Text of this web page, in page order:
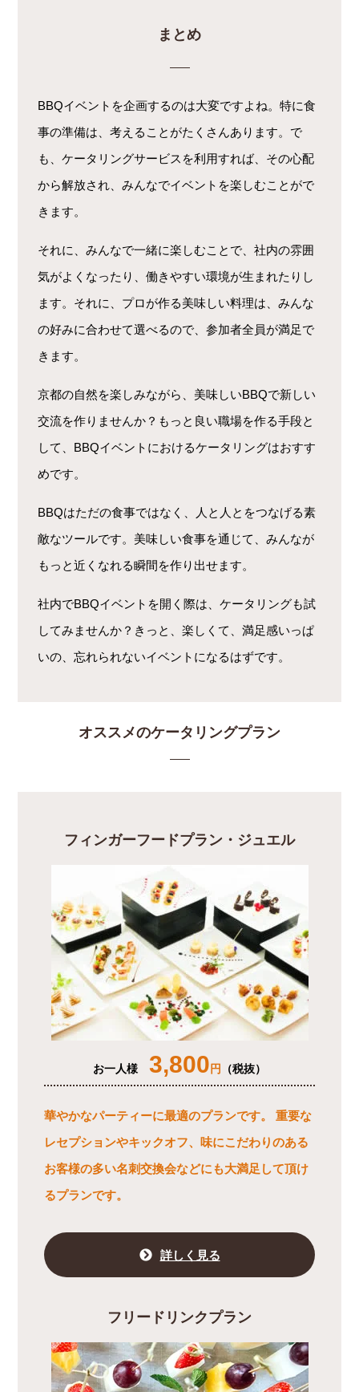
まとめ
BBQイベントを企画するのは大変ですよね。特に食
事の準備は、考えることがたくさんあります。で
も、ケータリングサービスを利用すれば、その心配
から解放され、みんなでイベントを楽しむことがで
きます。
それに、みんなで一緒に楽しむことで、社内の雰囲
気がよくなったり、働きやすい環境が生まれたりし
ます。それに、プロが作る美味しい料理は、みんな
の好みに合わせて選べるので、参加者全員が満足で
きます。
京都の自然を楽しみながら、美味しいBBQで新しい
交流を作りませんか？もっと良い職場を作る手段と
して、BBQイベントにおけるケータリングはおすす
めです。
BBQはただの食事ではなく、人と人とをつなげる素
敵なツールです。美味しい食事を通じて、みんなが
もっと近くなれる瞬間を作り出せます。
社内でBBQイベントを開く際は、ケータリングも試
してみませんか？きっと、楽しくて、満足感いっぱ
いの、忘れられないイベントになるはずです。
オススメのケータリングプラン
フィンガーフードプラン・ジュエル
お一人様 3,800 円 （税抜）
華やかなパーティーに最適のプランです。 重要な
レセプションやキックオフ、味にこだわりのある
お客様の多い名刺交換会などにも大満足して頂け
るプランです。
詳しく見る
フリードリンクプラン